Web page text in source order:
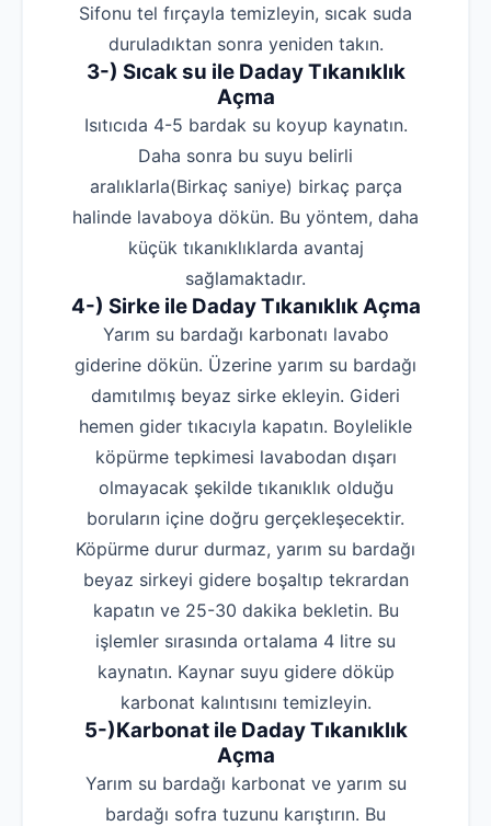
Sifonu tel fırçayla temizleyin, sıcak suda
duruladıktan sonra yeniden takın.
3-) Sıcak su ile Daday Tıkanıklık
Açma
Isıtıcıda 4-5 bardak su koyup kaynatın.
Daha sonra bu suyu belirli
aralıklarla(Birkaç saniye) birkaç parça
halinde lavaboya dökün. Bu yöntem, daha
küçük tıkanıklıklarda avantaj
sağlamaktadır.
4-) Sirke ile Daday Tıkanıklık Açma
Yarım su bardağı karbonatı lavabo
giderine dökün. Üzerine yarım su bardağı
damıtılmış beyaz sirke ekleyin. Gideri
hemen gider tıkacıyla kapatın. Boylelikle
köpürme tepkimesi lavabodan dışarı
olmayacak şekilde tıkanıklık olduğu
boruların içine doğru gerçekleşecektir.
Köpürme durur durmaz, yarım su bardağı
beyaz sirkeyi gidere boşaltıp tekrardan
kapatın ve 25-30 dakika bekletin. Bu
işlemler sırasında ortalama 4 litre su
kaynatın. Kaynar suyu gidere döküp
karbonat kalıntısını temizleyin.
5-)Karbonat ile Daday Tıkanıklık
Açma
Yarım su bardağı karbonat ve yarım su
bardağı sofra tuzunu karıştırın. Bu